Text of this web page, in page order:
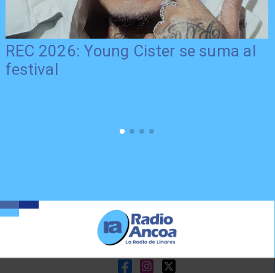
REC 2026: Young Cister se suma al
festival